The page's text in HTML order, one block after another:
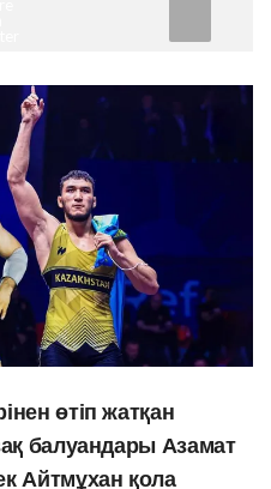
өтіп жатқан
балуандары Азамат
Айтмұхан қола